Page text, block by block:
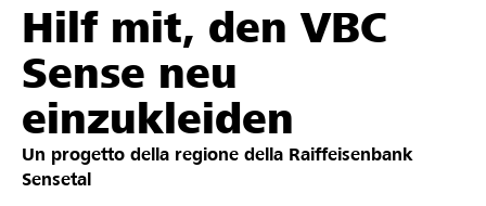
Collegarsi
Registrazione
DE FR IT
Hilf mit, den VBC
Sense neu
einzukleiden
Un progetto della regione della Raiffeisenbank
Sensetal